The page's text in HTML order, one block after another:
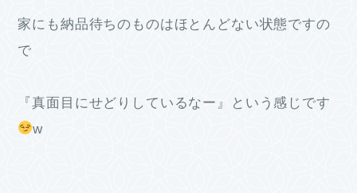
家にも納品待ちのものはほとんどない状態ですの
で
『真面目にせどりしているなー』という感じです
w